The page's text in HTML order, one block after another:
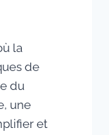
la
de
du
une
et